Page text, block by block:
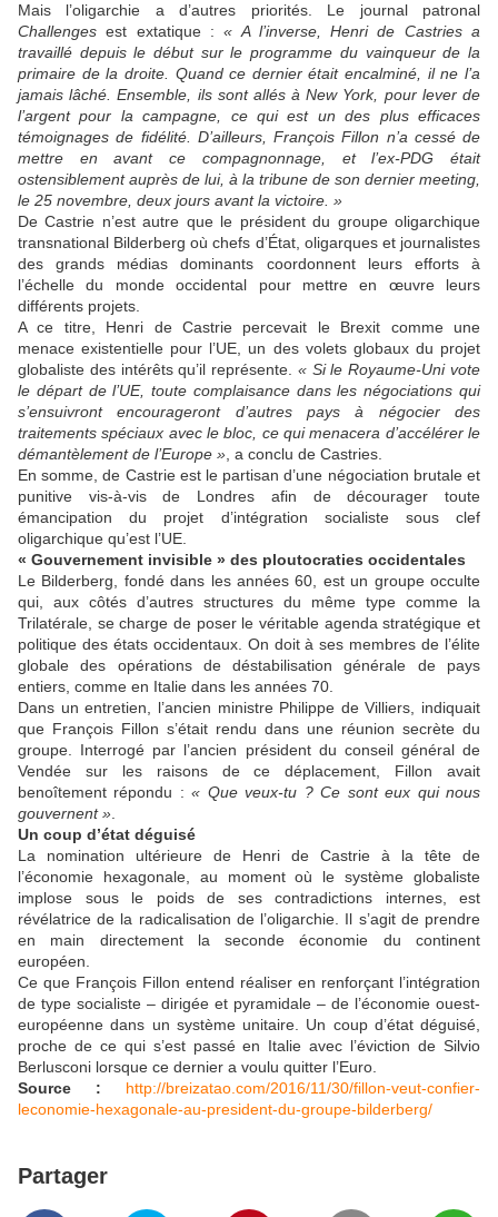
Mais l’oligarchie a d’autres priorités. Le journal patronal
Challengesest extatique :« A l’inverse, Henri de Castries a
travaillé depuis le début sur le programme du vainqueur de la
primaire de la droite. Quand ce dernier était encalminé, il ne l’a
jamais lâché. Ensemble, ils sont allés à New York, pour lever de
l’argent pour la campagne, ce qui est un des plus efficaces
témoignages de fidélité. D’ailleurs, François Fillon n’a cessé de
mettre en avant ce compagnonnage, et l’ex-PDG était
ostensiblement auprès de lui, à la tribune de son dernier meeting,
le 25 novembre, deux jours avant la victoire. »
De Castrie n’est autre que le président du groupe oligarchique
transnational Bilderberg où chefs d’État, oligarques et journalistes
des grands médias dominants coordonnent leurs efforts à
l’échelle du monde occidental pour mettre en œuvre leurs
différents projets.
A ce titre, Henri de Castrie percevait le Brexit comme une
menace existentielle pour l’UE, un des volets globaux du projet
globaliste des intérêts qu’il représente. « Si le Royaume-Uni vote
le départ de l’UE, toute complaisance dans les négociations qui
s’ensuivront encourageront d’autres pays à négocier des
traitements spéciaux avec le bloc, ce qui menacera d’accélérer le
démantèlement de l’Europe » , a conclu de Castries.
En somme, de Castrie est le partisan d’une négociation brutale et
punitive vis-à-vis de Londres afin de décourager toute
émancipation du projet d’intégration socialiste sous clef
oligarchique qu’est l’UE.
« Gouvernement invisible » des ploutocraties occidentales
Le Bilderberg, fondé dans les années 60, est un groupe occulte
qui, aux côtés d’autres structures du même type comme la
Trilatérale, se charge de poser le véritable agenda stratégique et
politique des états occidentaux. On doit à ses membres de l’élite
globale des opérations de déstabilisation générale de pays
entiers, comme en Italie dans les années 70.
Dans un entretien, l’ancien ministre Philippe de Villiers, indiquait
que François Fillon s’était rendu dans une réunion secrète du
groupe. Interrogé par l’ancien président du conseil général de
Vendée sur les raisons de ce déplacement, Fillon avait
benoîtement répondu :« Que veux-tu ? Ce sont eux qui nous
gouvernent »
Un coup d’état déguisé
La nomination ultérieure de Henri de Castrie à la tête de
l’économie hexagonale, au moment où le système globaliste
implose sous le poids de ses contradictions internes, est
révélatrice de la radicalisation de l’oligarchie. Il s’agit de prendre
en main directement la seconde économie du continent
européen.
Ce que François Fillon entend réaliser en renforçant l’intégration
de type socialiste – dirigée et pyramidale – de l’économie ouest-
européenne dans un système unitaire. Un coup d’état déguisé,
proche de ce qui s’est passé en Italie avec l’éviction de Silvio
Berlusconi lorsque ce dernier a voulu quitter l’Euro.
Source :
http://breizatao.com/2016/11/30/fillon-veut-confier-
leconomie-hexagonale-au-president-du-groupe-bilderberg/
Partager